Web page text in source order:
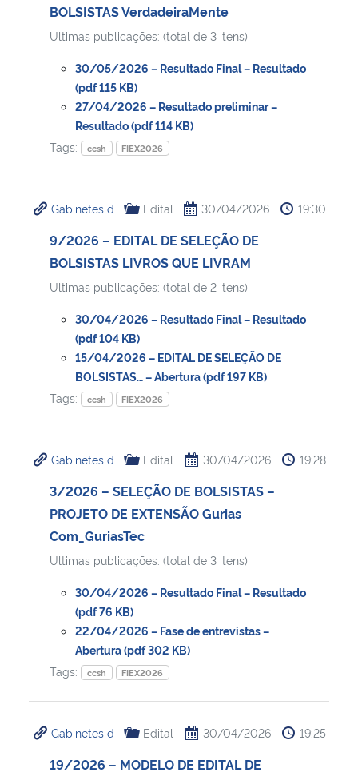
Ministério do Desenvolvimento Regional
Controladoria-Geral da União
Ministério da Mulher, da Família e dos Direitos Humanos
Secretaria-Geral
Gabinete de Segurança Institucional
Banco Central do Brasil
BOLSISTAS VerdadeiraMente
Ultimas publicações: (total de 3 itens)
30/05/2026 – Resultado Final – Resultado
(pdf 115 KB)
27/04/2026 – Resultado preliminar –
Resultado (pdf 114 KB)
Tags:
ccsh FIEX2026
Gabinetes d Edital 30/04/2026 19:30
9/2026 – EDITAL DE SELEÇÃO DE
BOLSISTAS LIVROS QUE LIVRAM
Ultimas publicações: (total de 2 itens)
30/04/2026 – Resultado Final – Resultado
(pdf 104 KB)
15/04/2026 – EDITAL DE SELEÇÃO DE
BOLSISTAS… – Abertura (pdf 197 KB)
Tags:
ccsh FIEX2026
Gabinetes d Edital 30/04/2026 19:28
3/2026 – SELEÇÃO DE BOLSISTAS –
PROJETO DE EXTENSÃO Gurias
Com_GuriasTec
Ultimas publicações: (total de 3 itens)
30/04/2026 – Resultado Final – Resultado
(pdf 76 KB)
22/04/2026 – Fase de entrevistas –
Abertura (pdf 302 KB)
Tags:
ccsh FIEX2026
Gabinetes d Edital 30/04/2026 19:25
19/2026 – MODELO DE EDITAL DE